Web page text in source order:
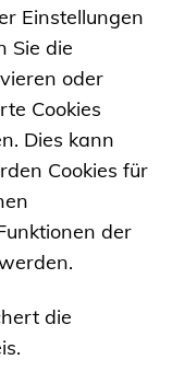
Einstellungen
Sie die
oder
Cookies
Dies kann
Cookies für
der
die